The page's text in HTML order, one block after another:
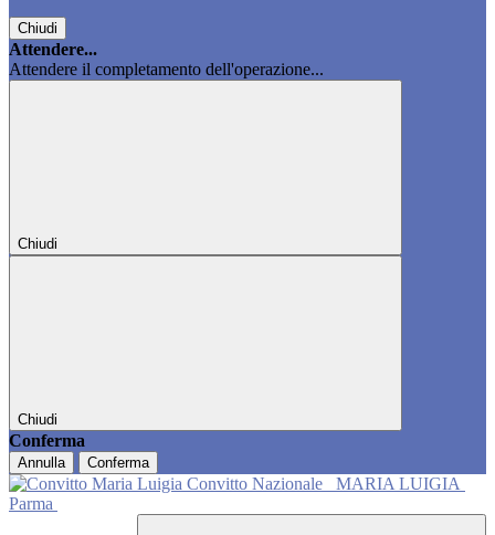
Chiudi
Attendere...
Attendere il completamento dell'operazione...
Chiudi
Chiudi
Conferma
Annulla Conferma
Convitto Nazionale
MARIA LUIGIA
Parma